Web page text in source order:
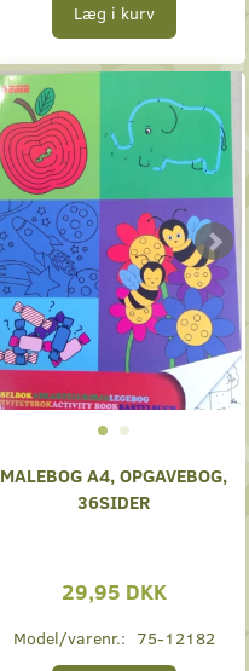
Læg i kurv
MALEBOG A4, OPGAVEBOG,
36SIDER
29,95 DKK
Model/varenr.: 75-12182